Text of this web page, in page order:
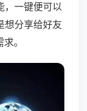
，一键便可以
想分享给好友
。